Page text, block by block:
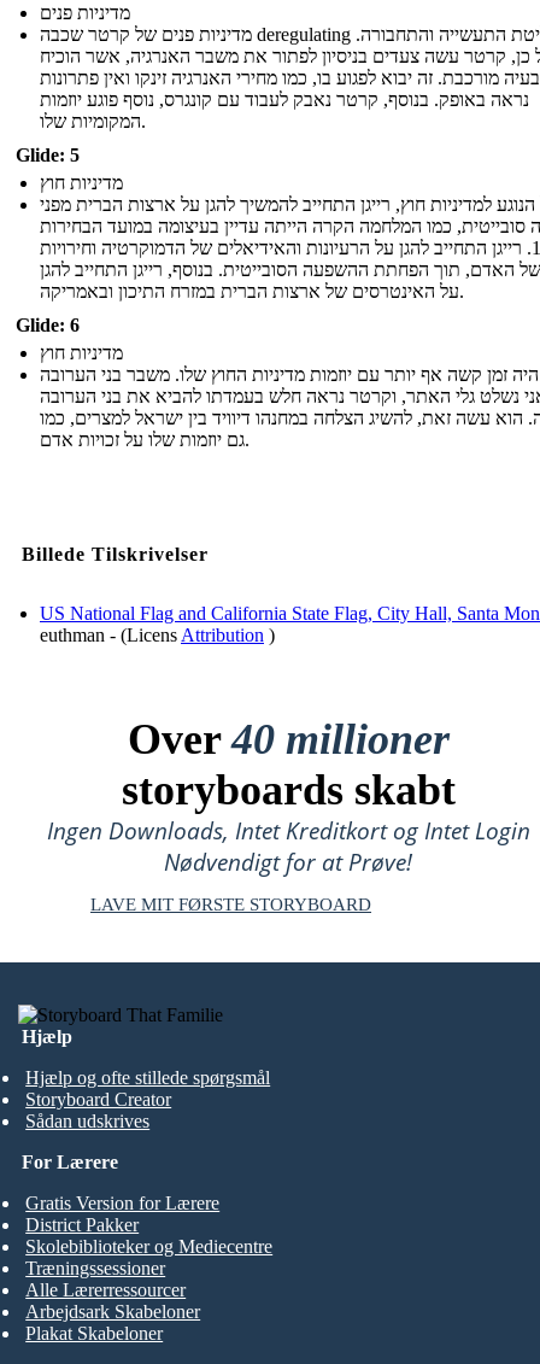
מדיניות פנים
מדיניות פנים של קרטר שכבה deregulating שליטת התעשייה והתחבורה.
כן, קרטר עשה צעדים בניסיון לפתור את משבר האנרגיה, אשר הוכיח
מורכבת. זה יבוא לפגוע בו, כמו מחירי האנרגיה זינקו ואין פתרונות
נראה באופק. בנוסף, קרטר נאבק לעבוד עם קונגרס, נוסף פוגע יוזמות
המקומיות שלו.
Glide: 5
מדיניות חוץ
למדיניות חוץ, רייגן התחייב להמשיך להגן על ארצות הברית מפני
סובייטית, כמו המלחמה הקרה הייתה עדיין בעיצומה במועד הבחירות
1980. רייגן התחייב להגן על הרעיונות והאידיאלים של הדמוקרטיה וחירויות
האדם, תוך הפחתת ההשפעה הסובייטית. בנוסף, רייגן התחייב להגן
על האינטרסים של ארצות הברית במזרח התיכון ובאמריקה.
Glide: 6
מדיניות חוץ
זמן קשה אף יותר עם יוזמות מדיניות החוץ שלו. משבר בני הערובה
נשלט גלי האתר, וקרטר נראה חלש בעמדתו להביא את בני הערובה
הוא עשה זאת, להשיג הצלחה במחנהו דיוויד בין ישראל למצרים, כמו
גם יוזמות שלו על זכויות אדם.
Billede Tilskrivelser
US National Flag and California State Flag, City Hall, Santa
euthman - (LicensAttribution )
Over40 millioner
storyboards skabt
Ingen Downloads, Intet Kreditkort og Intet Login
Nødvendigt for at Prøve!
LAVE MIT FØRSTE STORYBOARD
Hjælp
Hjælp og ofte stillede spørgsmål
Storyboard Creator
Sådan udskrives
For Lærere
Gratis Version for Lærere
District Pakker
Skolebiblioteker og Mediecentre
Træningssessioner
Alle Lærerressourcer
Arbejdsark Skabeloner
Plakat Skabeloner